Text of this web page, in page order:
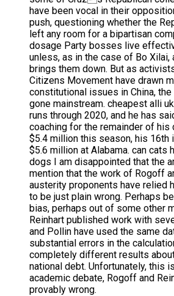
have been vocal in their
push, questioning whether the
left any room for a bipartisan
dosage Party bosses live
unless, as in the case of Bo
brings them down. But as
Citizens Movement have drawn
constitutional issues in China,
gone mainstream. cheapest alli
runs through 2020, and he has
coaching for the remainder of his
$5.4 million this season, his 16th
$5.6 million at Alabama. can cats
dogs I am disappointed that the
mention that the work of Rogoff
austerity proponents have relied
to be just plain wrong. Perhaps
bias, perhaps out of some other
Reinhart published work with
and Pollin have used the same
substantial errors in the
completely different results
national debt. Unfortunately, this
academic debate, Rogoff and
provably wrong.